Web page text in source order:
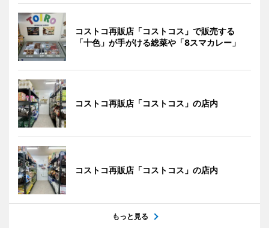
コストコ再販店「コストコス」で販売する
「十色」が手がける総菜や「8スマカレー」
コストコ再販店「コストコス」の店内
コストコ再販店「コストコス」の店内
もっと見る